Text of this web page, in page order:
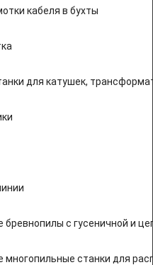
кабеля в бухты
для катушек,
с гусеничной и
станки для